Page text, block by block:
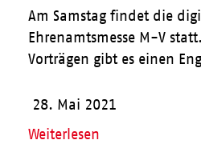
Am Samstag findet die
Ehrenamtsmesse M-V
Vorträgen gibt es einen
28. Mai 2021
Weiterlesen